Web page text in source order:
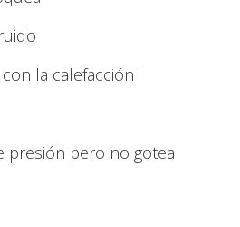
la calefacción
presión pero no gotea